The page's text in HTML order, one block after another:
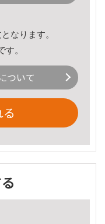
なります。
。
ついて